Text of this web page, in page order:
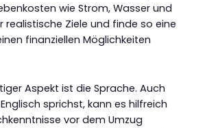
wie Strom, Wasser und
realistische Ziele und finde so eine
finanziellen Möglichkeiten
Aspekt ist die Sprache. Auch
sprichst, kann es hilfreich
vor dem Umzug